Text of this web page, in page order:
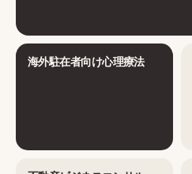
海外駐在者向け心理療法